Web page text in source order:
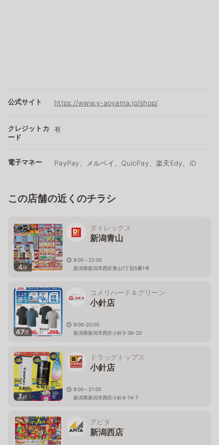
公式サイト https://www.y-aoyama.jp/shop/
クレジットカ
ード
有
電子マネー PayPay、メルペイ、QuicPay、楽天Edy、iD
この店舗の近くのチラシ
4枚
ダイレックス
新潟青山
9:00～22:00
新潟県新潟市西区青山1丁目5番1号
47枚
コメリハード＆グリーン
小針店
9:00-20:00
新潟県新潟市西区小針3-36-20
7枚
ドラッグトップス
小針店
9:00～21:00
新潟県新潟市西区小針4-14-7
アピタ
新潟西店